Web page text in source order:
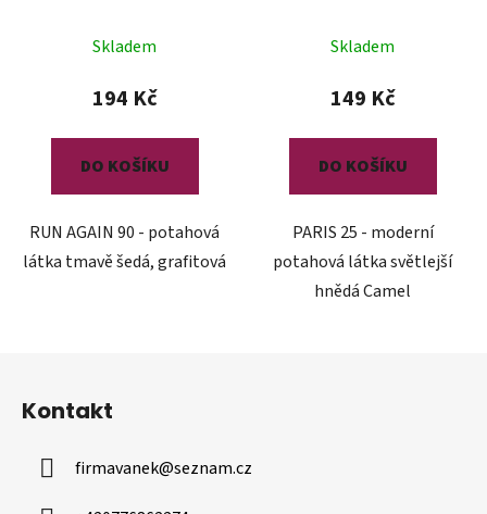
Skladem
194 Kč
DO KOŠÍKU
RUN AGAIN 90 - potahová
látka tmavě šedá, grafitová
Skladem
149 Kč
DO KOŠÍKU
PARIS 25 - moderní
potahová látka světlejší
hnědá Camel
Kontakt
firmavanek@seznam.cz